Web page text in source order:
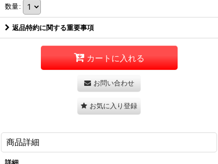
数量:
返品特約に関する重要事項
カートに入れる
お問い合わせ
お気に入り登録
商品詳細